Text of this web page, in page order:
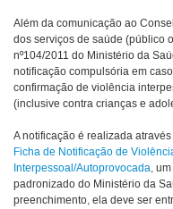
Além da comunicação ao
dos serviços de saúde (público
nº104/2011 do Ministério da
notificação compulsória em
confirmação de violência
(inclusive contra crianças e
A notificação é realizada
Ficha de Notificação de
Interpessoal/Autoprovocada,
padronizado do Ministério da
preenchimento, ela deve ser